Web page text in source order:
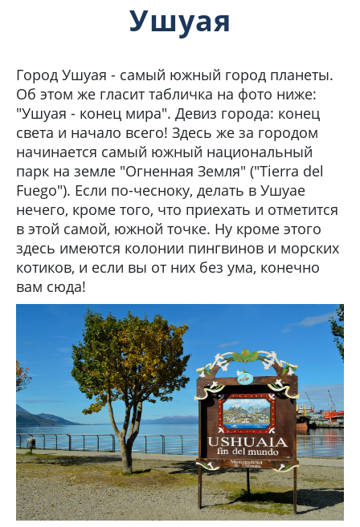
Ушуая
Город Ушуая - самый южный город планеты.
Об этом же гласит табличка на фото ниже:
"Ушуая - конец мира". Девиз города: конец
света и начало всего! Здесь же за городом
начинается самый южный национальный
парк на земле "Огненная Земля" ("Tierra del
Fuego"). Если по-чесноку, делать в Ушуае
нечего, кроме того, что приехать и отметится
в этой самой, южной точке. Ну кроме этого
здесь имеются колонии пингвинов и морских
котиков, и если вы от них без ума, конечно
вам сюда!